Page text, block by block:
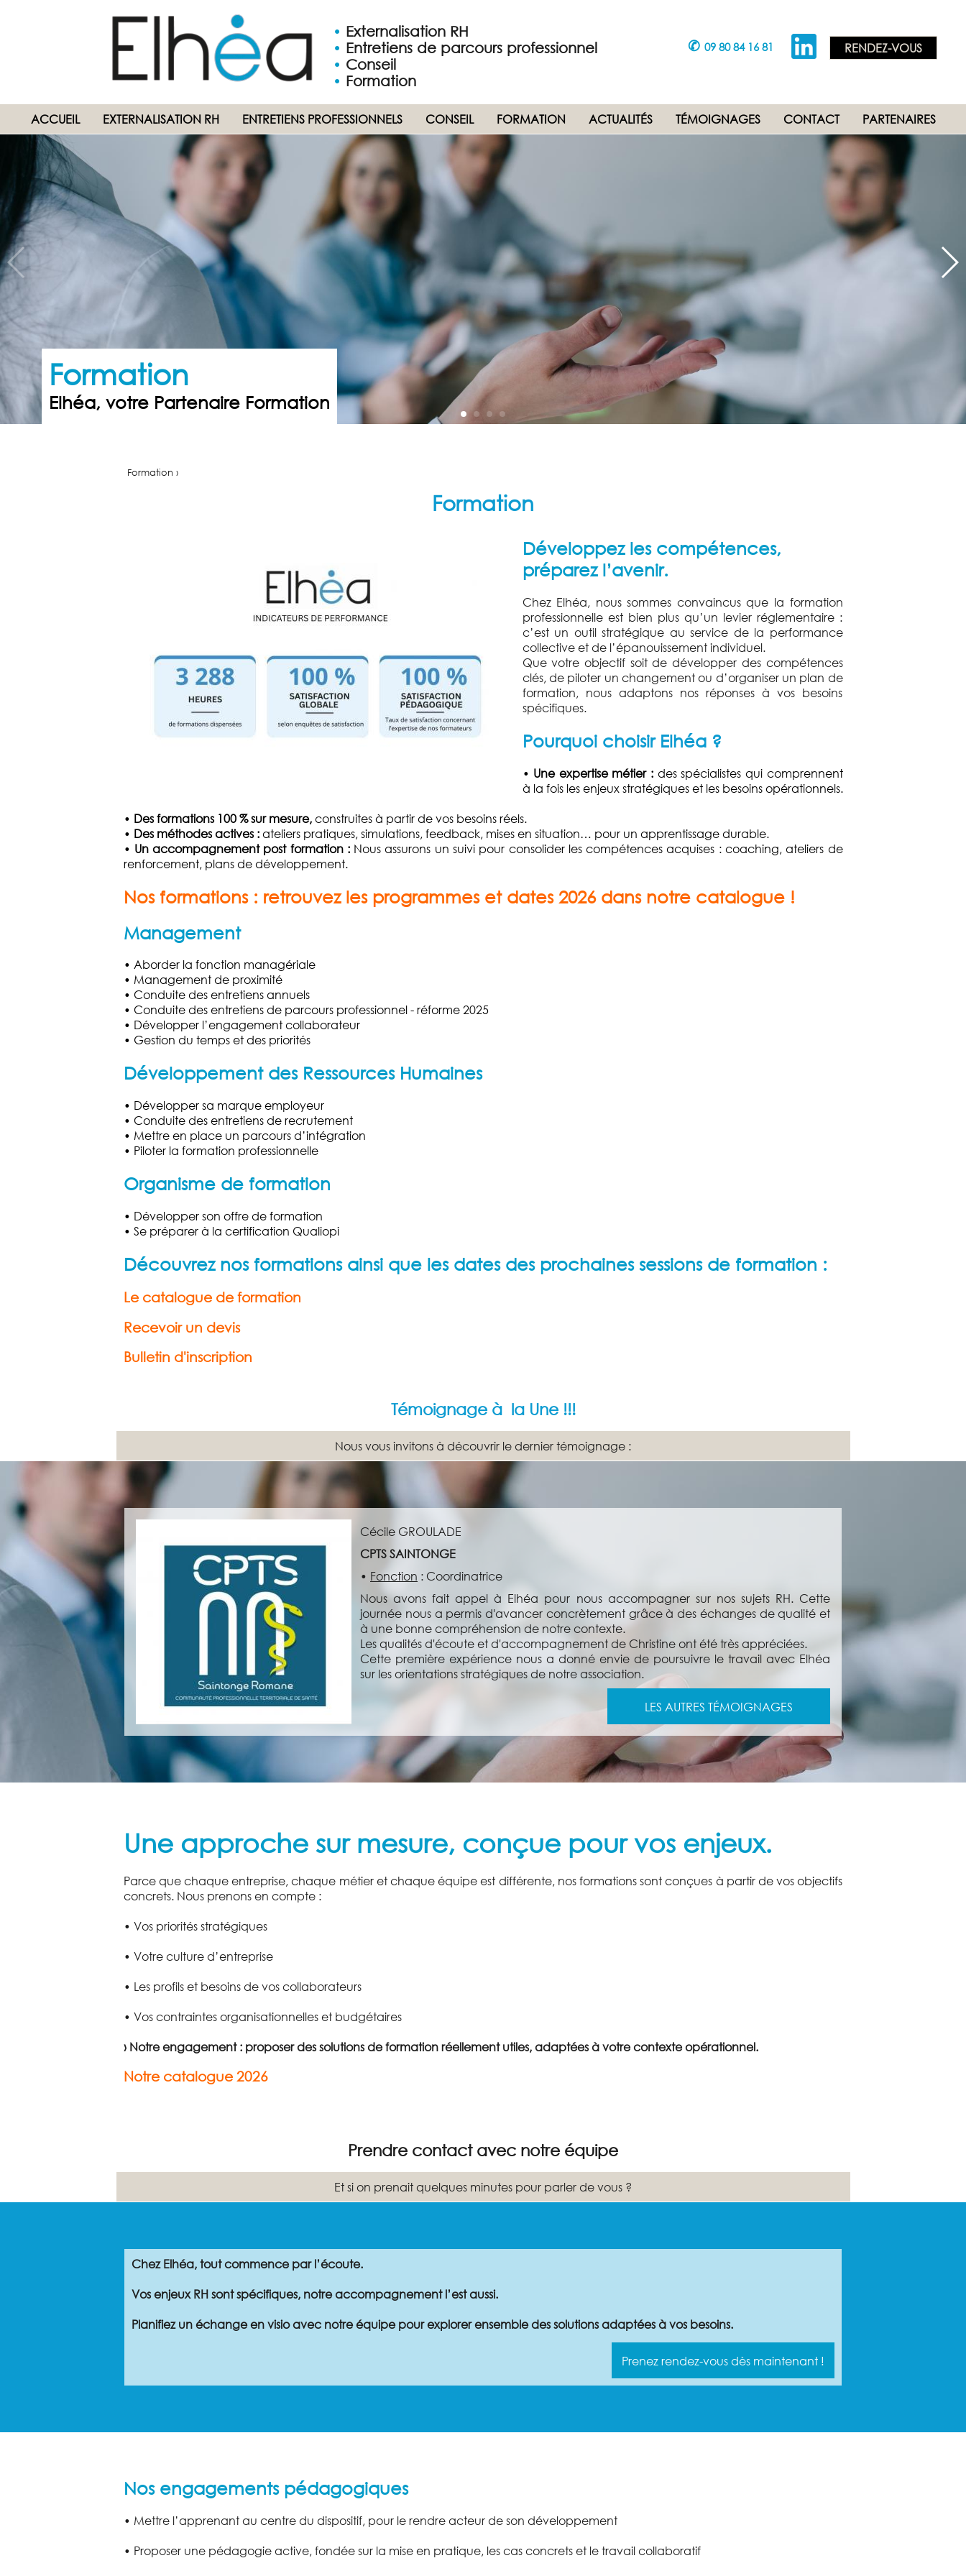
RENDEZ-VOUS
✆ 09 80 84 16 81
• Externalisation RH
• Entretiens de parcours professionnel
• Conseil
• Formation
ACCUEIL EXTERNALISATION RH ENTRETIENS PROFESSIONNELS CONSEIL FORMATION ACTUALITÉS TÉMOIGNAGES CONTACT PARTENAIRES
Formation
Elhéa, votre Partenaire Formation
Formation ›
Formation
Développez les compétences,
préparez l’avenir.
Chez Elhéa, nous sommes convaincus que la formation
professionnelle est bien plus qu’un levier réglementaire :
c’est un outil stratégique au service de la performance
collective et de l’épanouissement individuel.
Que votre objectif soit de développer des compétences
clés, de piloter un changement ou d’organiser un plan de
formation, nous adaptons nos réponses à vos besoins
spécifiques.
Pourquoi choisir Elhéa ?
• Une expertise métier : des spécialistes qui comprennent
à la fois les enjeux stratégiques et les besoins opérationnels.
• Des formations 100 % sur mesure,construites à partir de vos besoins réels.
• Des méthodes actives :ateliers pratiques, simulations, feedback, mises en situation… pour un apprentissage durable.
• Un accompagnement post formation :Nous assurons un suivi pour consolider les compétences acquises : coaching, ateliers de
renforcement, plans de développement.
Nos formations : retrouvez les programmes et dates 2026 dans notre catalogue !
Management
• Aborder la fonction managériale
• Management de proximité
• Conduite des entretiens annuels
• Conduite des entretiens de parcours professionnel-réforme 2025
• Développer l’engagement collaborateur
• Gestion du temps et des priorités
Développement des Ressources Humaines
• Développer sa marque employeur
• Conduite des entretiens de recrutement
• Mettre en place un parcours d’intégration
• Piloter la formation professionnelle
Organisme de formation
• Développer son offre de formation
• Se préparer à la certification Qualiopi
Découvrez nos formations ainsi que les dates des prochaines sessions de formation :
Le catalogue de formation
Recevoir un devis
Bulletin d'inscription
Témoignage à la Une !!!
Nous vous invitons à découvrir le dernier témoignage :
Cécile GROULADE
CPTS SAINTONGE
• Fonction : Coordinatrice
Nous avons fait appel à Elhéa pour nous accompagner sur nos sujets RH. Cette
journée nous a permis d'avancer concrètement grâce à des échanges de qualité et
à une bonne compréhension de notre contexte.
Les qualités d'écoute et d'accompagnement de Christine ont été très appréciées.
Cette première expérience nous a donné envie de poursuivre le travail avec Elhéa
sur les orientations stratégiques de notre association.
LES AUTRES TÉMOIGNAGES
Une approche sur mesure, conçue pour vos enjeux.
Parce que chaque entreprise, chaque métier et chaque équipe est différente, nos formations sont conçues à partir de vos objectifs
concrets. Nous prenons en compte :
• Vos priorités stratégiques
• Votre culture d’entreprise
• Les profils et besoins de vos collaborateurs
• Vos contraintes organisationnelles et budgétaires
› Notre engagement : proposer des solutions de formation réellement utiles, adaptées à votre contexte opérationnel.
Notre catalogue 2026
Prendre contact avec notre équipe
Et si on prenait quelques minutes pour parler de vous ?
Chez Elhéa, tout commence par l’écoute.
Vos enjeux RH sont spécifiques, notre accompagnement l’est aussi.
Planifiez un échange en visio avec notre équipe pour explorer ensemble des solutions adaptées à vos besoins.
Prenez rendez-vous dès maintenant !
Nos engagements pédagogiques
• Mettre l’apprenant au centre du dispositif, pour le rendre acteur de son développement
• Proposer une pédagogie active, fondée sur la mise en pratique, les cas concrets et le travail collaboratif